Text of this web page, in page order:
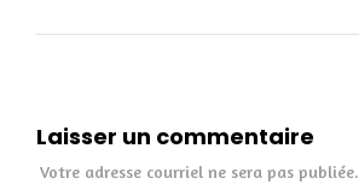
Laisser un commentaire
Votre adresse courriel ne sera pas publiée.